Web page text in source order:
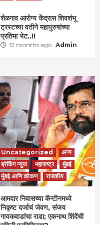
शेळगाव आरोग्य केंद्रास शिवशंभू
ट्रस्टच्या वतीने महापुरुषांच्या
प्रतिमा भेट..!!
12 months ago Admin
Uncategorized
अन्य
ब्रेकिंग न्युज
महाराष्ट्र
मुंबई
मुंबई आणि कोकण
राजकीय
आमदार निवासच्या कॅन्टीनमध्ये
निकृष्ट दर्जाचं जेवण, संजय
गायकवाडांचा राडा; एकनाथ शिंदेंची